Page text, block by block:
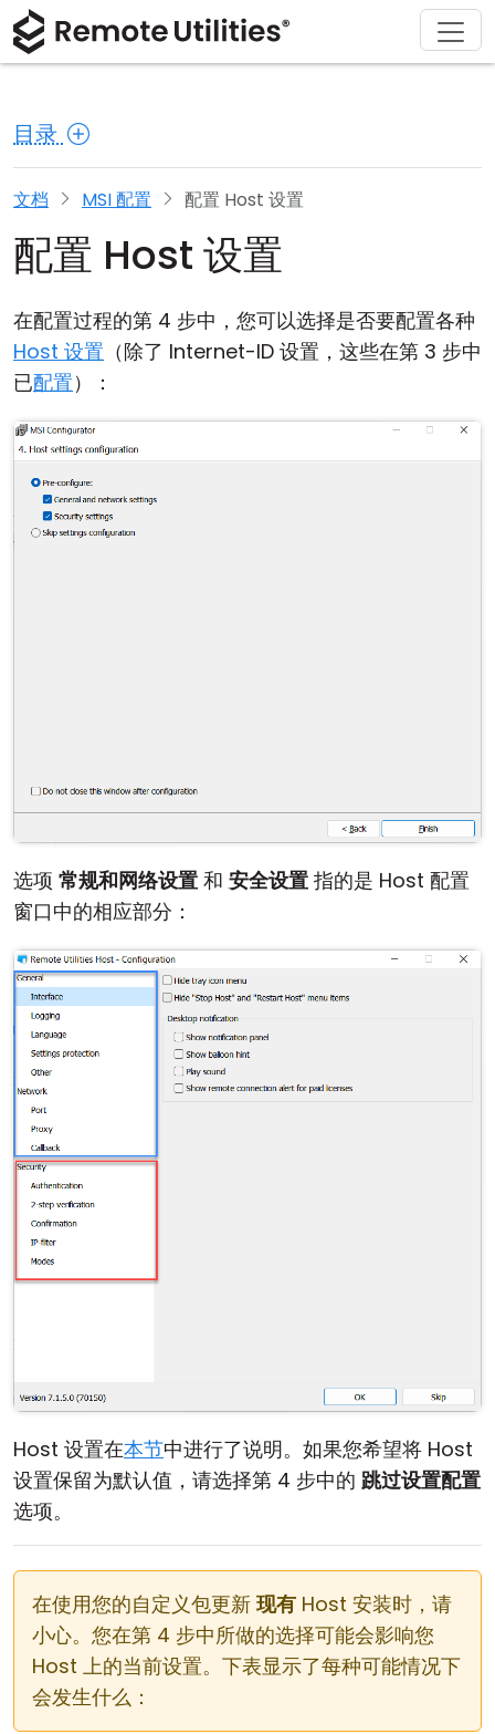
目录
文档 MSI 配置 配置 Host 设置
配置 Host 设置
在配置过程的第 4 步中，您可以选择是否要配置各种
Host 设置 （除了 Internet-ID 设置，这些在第 3 步中
已配置）：
选项 常规和网络设置 和安全设置 指的是 Host 配置
窗口中的相应部分：
Host 设置在本节中进行了说明。如果您希望将 Host
设置保留为默认值，请选择第 4 步中的 跳过设置配置
选项。
在使用您的自定义包更新 现有 Host 安装时，请
小心。您在第 4 步中所做的选择可能会影响您
Host 上的当前设置。下表显示了每种可能情况下
会发生什么：
产品
安全性
截图
发行说明
连接模式
无人值守访问
Active Directory 支持
MSI 配置
云和本地
解决方案
制造业与零售
医疗保健
教育与政府
信息技术
下载
macOS
Linux
iOS/Android
购买
许可证助手
升级您的许可证
支持
文档
知识库
关于
新闻发布室
撰写评论